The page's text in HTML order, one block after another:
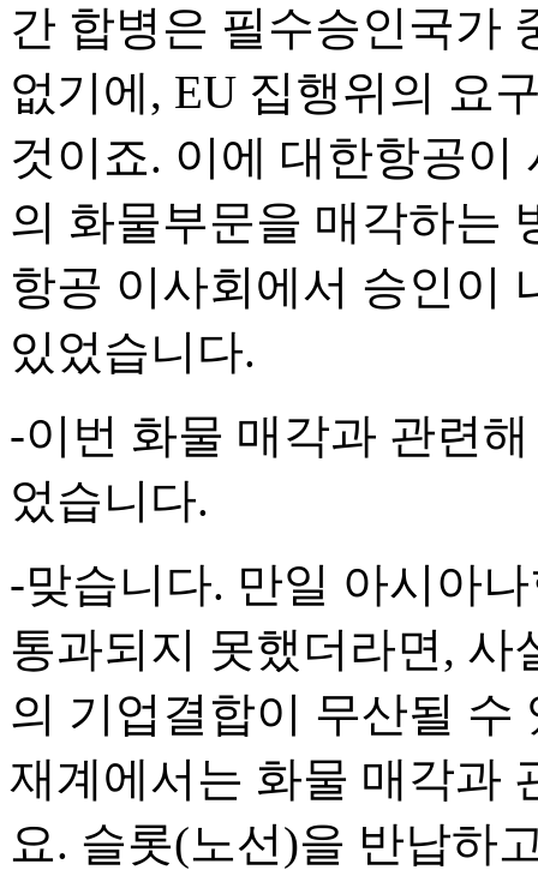
간 합병은 필수승인국가
없기에, EU 집행위의 요
것이죠. 이에 대한항공
의 화물부문을 매각하는
항공 이사회에서 승인이
있었습니다.
-이번 화물 매각과 관련
었습니다.
-맞습니다. 만일 아시아
통과되지 못했더라면, 사
의 기업결합이 무산될 수
재계에서는 화물 매각과
요. 슬롯(노선)을 반납하